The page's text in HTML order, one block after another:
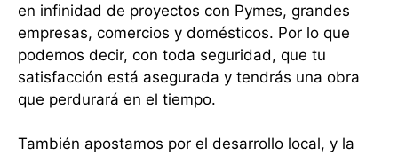
en infinidad de proyectos con Pymes, grandes
empresas, comercios y domésticos. Por lo que
podemos decir, con toda seguridad, que tu
satisfacción está asegurada y tendrás una obra
que perdurará en el tiempo.
También apostamos por el desarrollo local, y la